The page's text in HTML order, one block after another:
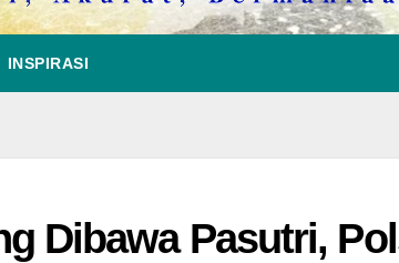
INSPIRASI
Dibawa Pasutri,